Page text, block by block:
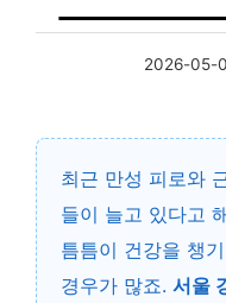
2026-05-
최근 만성 피로와
들이 늘고 있다고
틈틈이 건강을 챙
경우가 많죠. 서울